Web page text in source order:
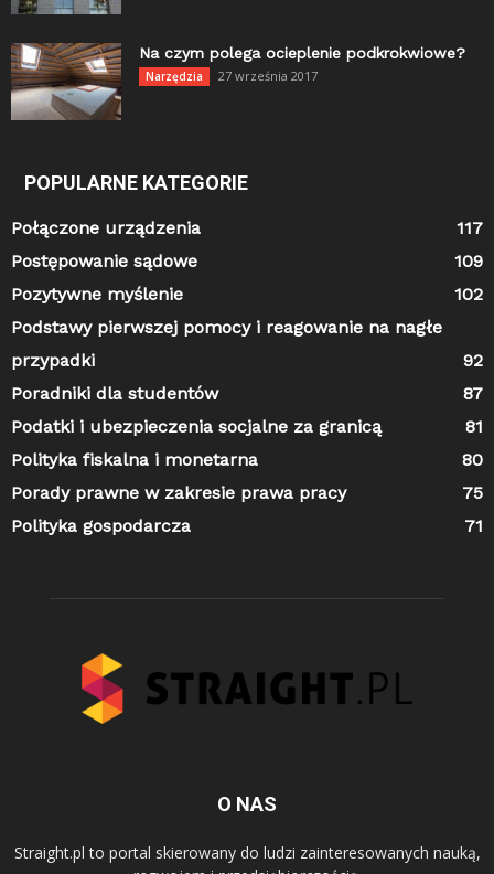
Na czym polega ocieplenie podkrokwiowe?
Narzędzia 27 września 2017
POPULARNE KATEGORIE
Połączone urządzenia
117
Postępowanie sądowe
109
Pozytywne myślenie
102
Podstawy pierwszej pomocy i reagowanie na nagłe
przypadki
92
Poradniki dla studentów
87
Podatki i ubezpieczenia socjalne za granicą
81
Polityka fiskalna i monetarna
80
Porady prawne w zakresie prawa pracy
75
Polityka gospodarcza
71
O NAS
Straight.pl to portal skierowany do ludzi zainteresowanych nauką,